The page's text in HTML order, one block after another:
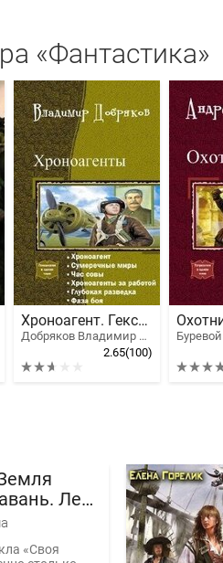
«Фантастика»
Хроноагент. Гексалогия
Добряков Владимир Александрович, Калачев Александр
2.65(100)
Лев
«Своя